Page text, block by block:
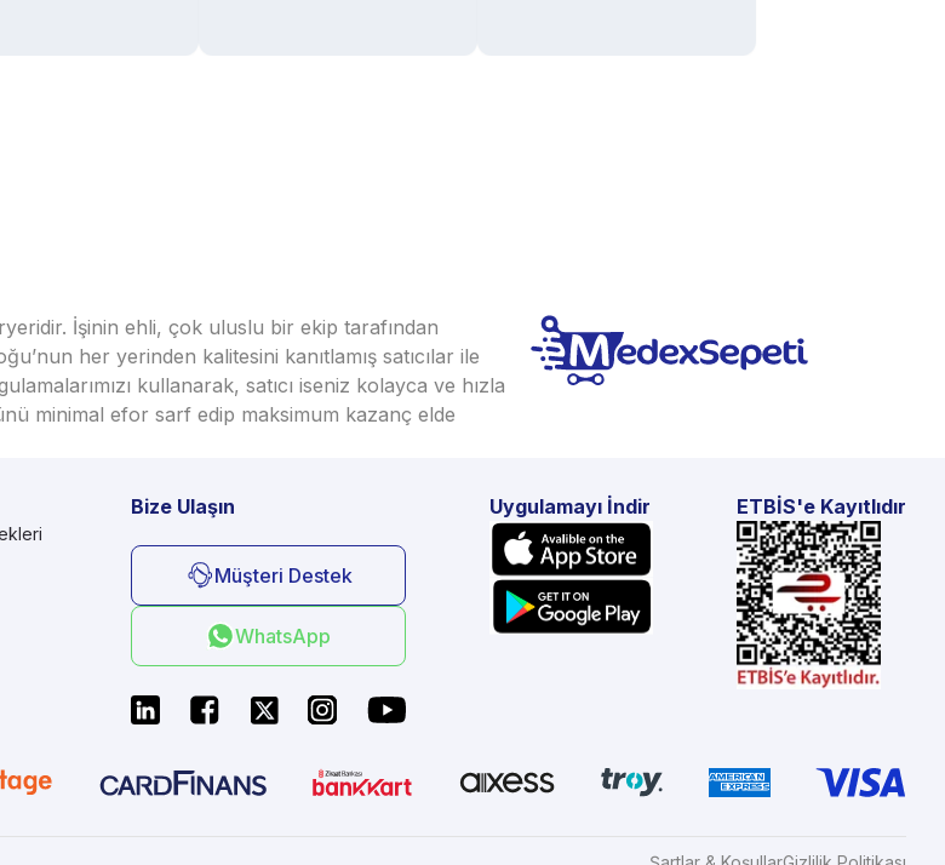
İşinin ehli, çok uluslu bir ekip tarafından
her yerinden kalitesini kanıtlamış satıcılar ile
kullanarak, satıcı iseniz kolayca ve hızla
minimal efor sarf edip maksimum kazanç elde
Bize Ulaşın
Müşteri Destek
WhatsApp
Uygulamayı İndir ETBİS'e Kayıtlıdır